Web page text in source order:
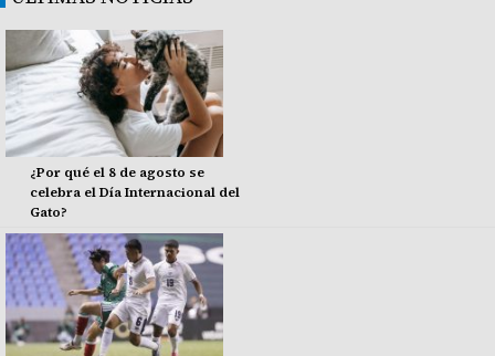
¿Por qué el 8 de agosto se
celebra el Día Internacional del
Gato?